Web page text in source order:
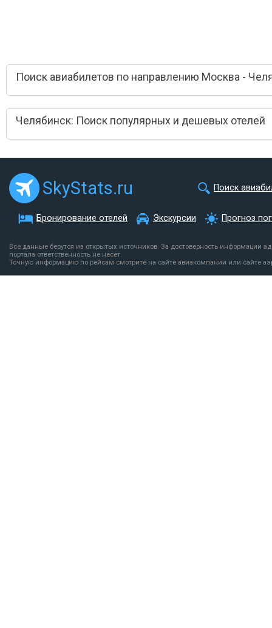
Поиск авиабилетов по направлению Москва -
Челябинск: Поиск популярных и дешевых отелей
SkyStats.ru Поиск
Бронирование отелей Экскурсии Прогноз
Все данные берутся из открытых источников. За достоверность информации
портала ответственность не несет.
Точную информацию по рейсам смотрите на сайте авиакомпании или сайте